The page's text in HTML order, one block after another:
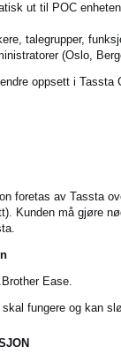
ut til POC
talegrupper,
(Oslo,
oppsett i Tassta
foretas av Tassta
Kunden må gjøre
Ease.
fungere og kan